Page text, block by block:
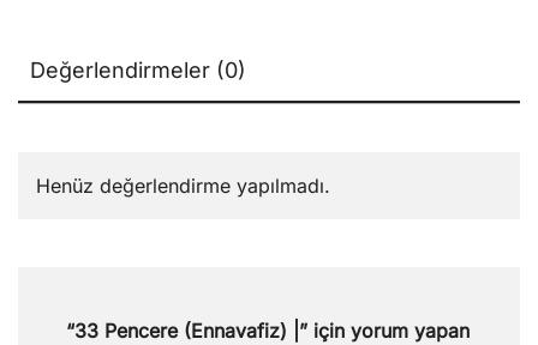
Değerlendirmeler (0)
Henüz değerlendirme yapılmadı.
“33 Pencere (Ennavafiz) |” için yorum yapan